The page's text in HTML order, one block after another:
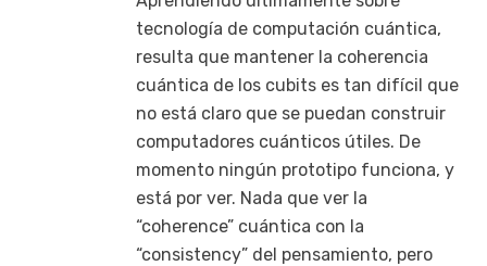
tecnología de computación cuántica,
resulta que mantener la coherencia
cuántica de los cubits es tan difícil que
no está claro que se puedan construir
computadores cuánticos útiles. De
momento ningún prototipo funciona, y
está por ver. Nada que ver la
“coherence” cuántica con la
“consistency” del pensamiento, pero